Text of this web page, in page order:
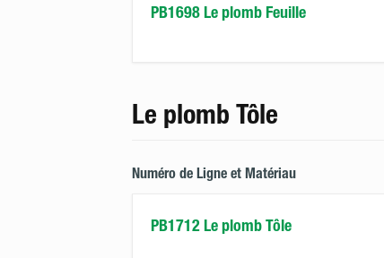
PB1698 Le plomb Feuille
Le plomb Tôle
Numéro de Ligne et Matériau
PB1712 Le plomb Tôle